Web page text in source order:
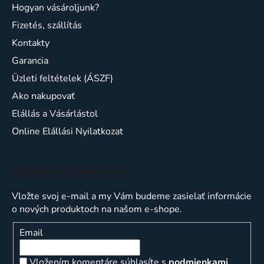
Hogyan vásároljunk?
Fizetés, szállítás
Kontakty
Garancia
Üzleti feltételek (ÁSZF)
Ako nakupovať
Elállás a Vásárlástol
Online Elállási Nyilatkozat
Vložte svoj e-mail a my Vám budeme zasielať informácie
o nových produktoch na našom e-shope.
Email